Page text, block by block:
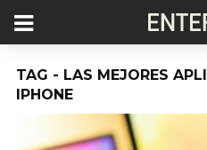
TAG - LAS MEJORES
IPHONE